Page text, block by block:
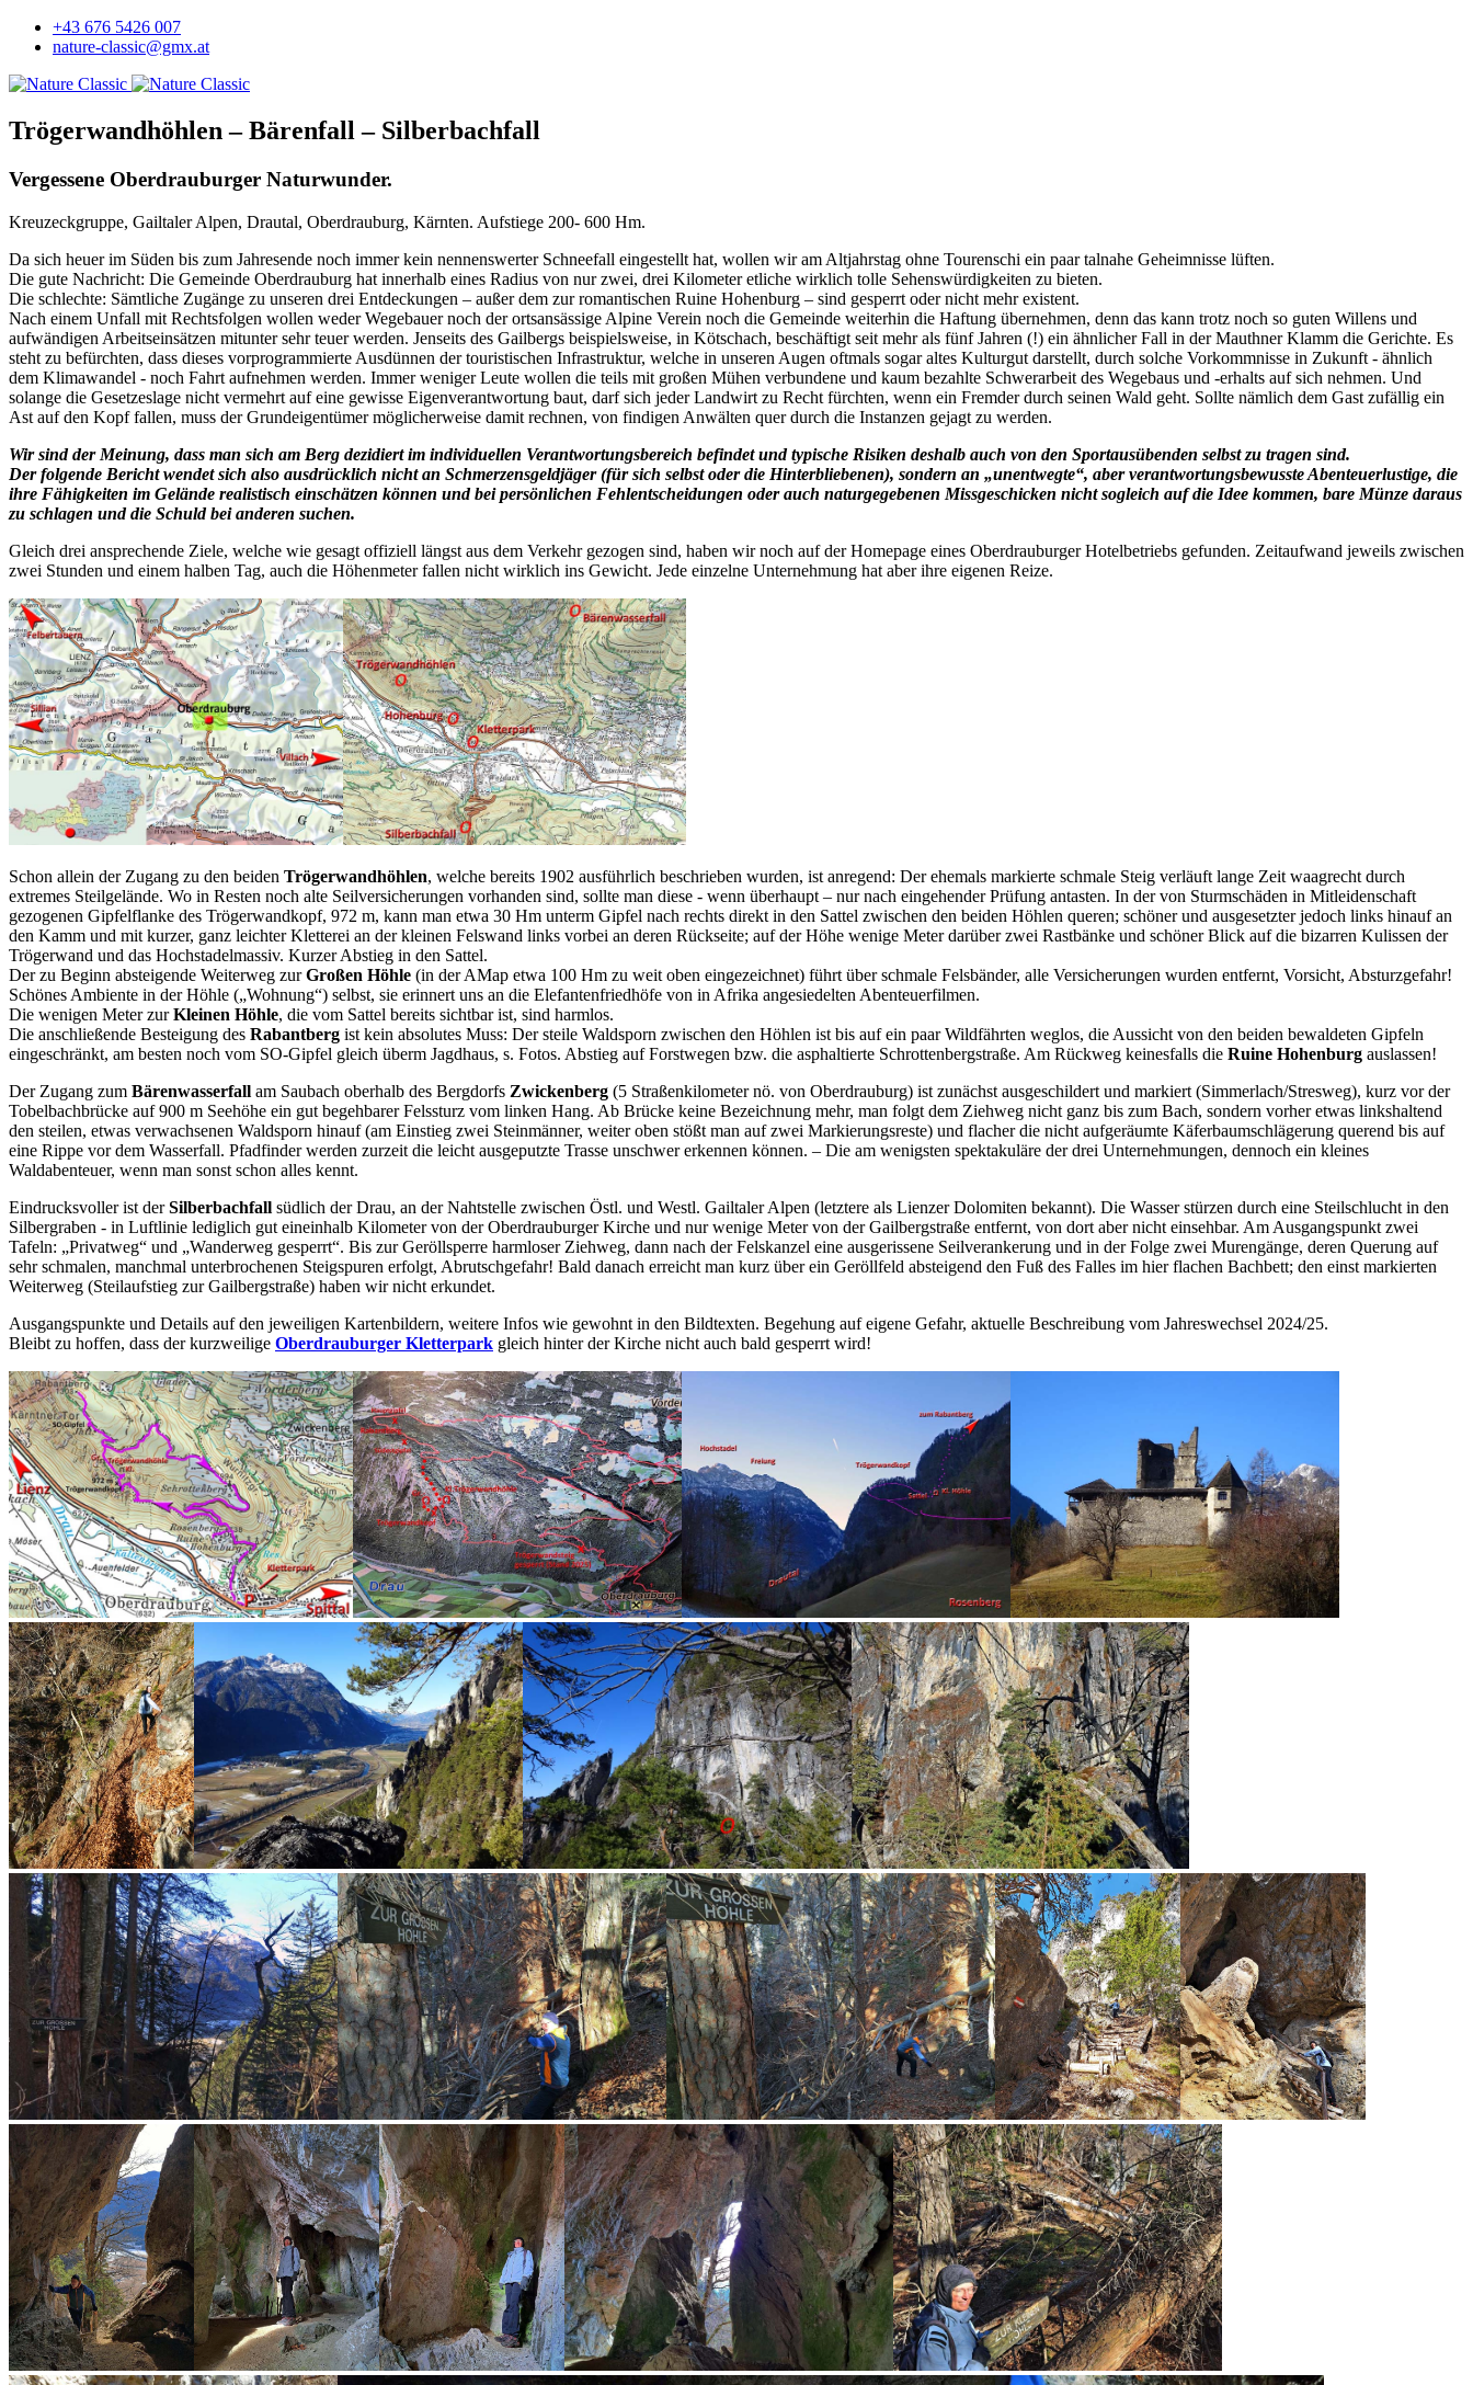
+43 676 5426 007
nature-classic@gmx.at
Trögerwandhöhlen – Bärenfall – Silberbachfall
Vergessene Oberdrauburger Naturwunder.
Kreuzeckgruppe, Gailtaler Alpen, Drautal, Oberdrauburg, Kärnten. Aufstiege 200- 600 Hm.
Da sich heuer im Süden bis zum Jahresende noch immer kein nennenswerter Schneefall eingestellt hat, wollen wir am Altjahrstag ohne Tourenschi ein paar talnahe Geheimnisse lüften.
Die gute Nachricht: Die Gemeinde Oberdrauburg hat innerhalb eines Radius von nur zwei, drei Kilometer etliche wirklich tolle Sehenswürdigkeiten zu bieten.
Die schlechte: Sämtliche Zugänge zu unseren drei Entdeckungen – außer dem zur romantischen Ruine Hohenburg – sind gesperrt oder nicht mehr existent.
Nach einem Unfall mit Rechtsfolgen wollen weder Wegebauer noch der ortsansässige Alpine Verein noch die Gemeinde weiterhin die Haftung übernehmen, denn das kann trotz noch so guten Willens und
aufwändigen Arbeitseinsätzen mitunter sehr teuer werden. Jenseits des Gailbergs beispielsweise, in Kötschach, beschäftigt seit mehr als fünf Jahren (!) ein ähnlicher Fall in der Mauthner Klamm die Gerichte. Es
steht zu befürchten, dass dieses vorprogrammierte Ausdünnen der touristischen Infrastruktur, welche in unseren Augen oftmals sogar altes Kulturgut darstellt, durch solche Vorkommnisse in Zukunft - ähnlich
dem Klimawandel - noch Fahrt aufnehmen werden. Immer weniger Leute wollen die teils mit großen Mühen verbundene und kaum bezahlte Schwerarbeit des Wegebaus und -erhalts auf sich nehmen. Und
solange die Gesetzeslage nicht vermehrt auf eine gewisse Eigenverantwortung baut, darf sich jeder Landwirt zu Recht fürchten, wenn ein Fremder durch seinen Wald geht. Sollte nämlich dem Gast zufällig ein
Ast auf den Kopf fallen, muss der Grundeigentümer möglicherweise damit rechnen, von findigen Anwälten quer durch die Instanzen gejagt zu werden.
Wir sind der Meinung, dass man sich am Berg dezidiert im individuellen Verantwortungsbereich befindet und typische Risiken deshalb auch von den Sportausübenden selbst zu tragen sind.
Der folgende Bericht wendet sich also ausdrücklich nicht an Schmerzensgeldjäger (für sich selbst oder die Hinterbliebenen), sondern an „unentwegte“, aber verantwortungsbewusste Abenteuerlustige, die
ihre Fähigkeiten im Gelände realistisch einschätzen können und bei persönlichen Fehlentscheidungen oder auch naturgegebenen Missgeschicken nicht sogleich auf die Idee kommen, bare Münze daraus
zu schlagen und die Schuld bei anderen suchen.
Gleich drei ansprechende Ziele, welche wie gesagt offiziell längst aus dem Verkehr gezogen sind, haben wir noch auf der Homepage eines Oberdrauburger Hotelbetriebs gefunden. Zeitaufwand jeweils zwischen
zwei Stunden und einem halben Tag, auch die Höhenmeter fallen nicht wirklich ins Gewicht. Jede einzelne Unternehmung hat aber ihre eigenen Reize.
Schon allein der Zugang zu den beiden Trögerwandhöhlen, welche bereits 1902 ausführlich beschrieben wurden, ist anregend: Der ehemals markierte schmale Steig verläuft lange Zeit waagrecht durch
extremes Steilgelände. Wo in Resten noch alte Seilversicherungen vorhanden sind, sollte man diese - wenn überhaupt – nur nach eingehender Prüfung antasten. In der von Sturmschäden in Mitleidenschaft
gezogenen Gipfelflanke des Trögerwandkopf, 972 m, kann man etwa 30 Hm unterm Gipfel nach rechts direkt in den Sattel zwischen den beiden Höhlen queren; schöner und ausgesetzter jedoch links hinauf an
den Kamm und mit kurzer, ganz leichter Kletterei an der kleinen Felswand links vorbei an deren Rückseite; auf der Höhe wenige Meter darüber zwei Rastbänke und schöner Blick auf die bizarren Kulissen der
Trögerwand und das Hochstadelmassiv. Kurzer Abstieg in den Sattel.
Der zu Beginn absteigende Weiterweg zurGroßen Höhle (in der AMap etwa 100 Hm zu weit oben eingezeichnet) führt über schmale Felsbänder, alle Versicherungen wurden entfernt, Vorsicht, Absturzgefahr!
Schönes Ambiente in der Höhle („Wohnung“) selbst, sie erinnert uns an die Elefantenfriedhöfe von in Afrika angesiedelten Abenteuerfilmen.
Die wenigen Meter zurKleinen Höhle, die vom Sattel bereits sichtbar ist, sind harmlos.
Die anschließende Besteigung des Rabantberg ist kein absolutes Muss: Der steile Waldsporn zwischen den Höhlen ist bis auf ein paar Wildfährten weglos, die Aussicht von den beiden bewaldeten Gipfeln
eingeschränkt, am besten noch vom SO-Gipfel gleich überm Jagdhaus, s. Fotos. Abstieg auf Forstwegen bzw. die asphaltierte Schrottenbergstraße. Am Rückweg keinesfalls die Ruine Hohenburg auslassen!
Der Zugang zum Bärenwasserfall am Saubach oberhalb des Bergdorfs Zwickenberg (5 Straßenkilometer nö. von Oberdrauburg) ist zunächst ausgeschildert und markiert (Simmerlach/Stresweg), kurz vor der
Tobelbachbrücke auf 900 m Seehöhe ein gut begehbarer Felssturz vom linken Hang. Ab Brücke keine Bezeichnung mehr, man folgt dem Ziehweg nicht ganz bis zum Bach, sondern vorher etwas linkshaltend
den steilen, etwas verwachsenen Waldsporn hinauf (am Einstieg zwei Steinmänner, weiter oben stößt man auf zwei Markierungsreste) und flacher die nicht aufgeräumte Käferbaumschlägerung querend bis auf
eine Rippe vor dem Wasserfall. Pfadfinder werden zurzeit die leicht ausgeputzte Trasse unschwer erkennen können. – Die am wenigsten spektakuläre der drei Unternehmungen, dennoch ein kleines
Waldabenteuer, wenn man sonst schon alles kennt.
Eindrucksvoller ist derSilberbachfall südlich der Drau, an der Nahtstelle zwischen Östl. und Westl. Gailtaler Alpen (letztere als Lienzer Dolomiten bekannt). Die Wasser stürzen durch eine Steilschlucht in den
Silbergraben - in Luftlinie lediglich gut eineinhalb Kilometer von der Oberdrauburger Kirche und nur wenige Meter von der Gailbergstraße entfernt, von dort aber nicht einsehbar. Am Ausgangspunkt zwei
Tafeln: „Privatweg“ und „Wanderweg gesperrt“. Bis zur Geröllsperre harmloser Ziehweg, dann nach der Felskanzel eine ausgerissene Seilverankerung und in der Folge zwei Murengänge, deren Querung auf
sehr schmalen, manchmal unterbrochenen Steigspuren erfolgt, Abrutschgefahr! Bald danach erreicht man kurz über ein Geröllfeld absteigend den Fuß des Falles im hier flachen Bachbett; den einst markierten
Weiterweg (Steilaufstieg zur Gailbergstraße) haben wir nicht erkundet.
Ausgangspunkte und Details auf den jeweiligen Kartenbildern, weitere Infos wie gewohnt in den Bildtexten. Begehung auf eigene Gefahr, aktuelle Beschreibung vom Jahreswechsel 2024/25.
Bleibt zu hoffen, dass der kurzweilige Oberdrauburger Kletterpark gleich hinter der Kirche nicht auch bald gesperrt wird!